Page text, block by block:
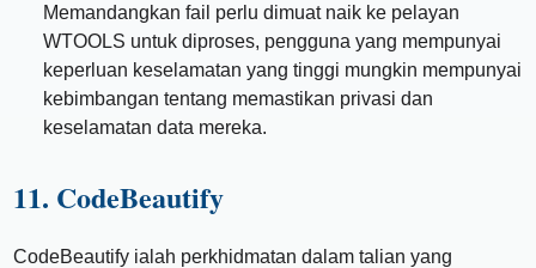
Memandangkan fail perlu dimuat naik ke pelayan
WTOOLS untuk diproses, pengguna yang mempunyai
keperluan keselamatan yang tinggi mungkin mempunyai
kebimbangan tentang memastikan privasi dan
keselamatan data mereka.
11. CodeBeautify
CodeBeautify ialah perkhidmatan dalam talian yang